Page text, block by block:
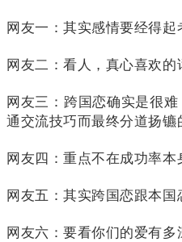
网友一：其实感情要经得起
网友二：看人，真心喜欢的
网友三： 跨国恋确实是很
通交流技巧而最终分道扬镳
网友四：重点不在成功率
网友五：其实跨国恋跟本国
网友六：要看你们的爱有多